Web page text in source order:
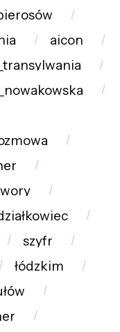
aicon
szyfr
łódzkim